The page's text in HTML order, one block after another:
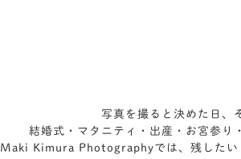
写真を撮ると決めた日、
結婚式・マタニティ・出産・お宮参
Maki Kimura Photographyでは、残したい